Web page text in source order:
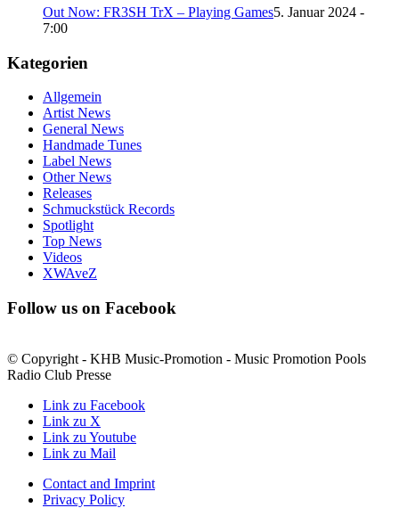
Out Now: FR3SH TrX – Playing Games5. Januar 2024 -
7:00
Kategorien
Allgemein
Artist News
General News
Handmade Tunes
Label News
Other News
Releases
Schmuckstück Records
Spotlight
Top News
Videos
XWAveZ
Follow us on Facebook
© Copyright - KHB Music-Promotion - Music Promotion Pools
Radio Club Presse
Link zu Facebook
Link zu X
Link zu Youtube
Link zu Mail
Contact and Imprint
Privacy Policy